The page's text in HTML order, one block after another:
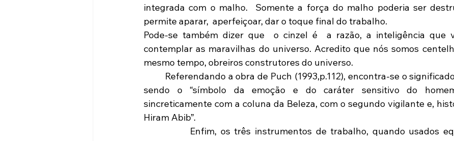
integrada com o malho.  Somente a força do malho poderia ser
permite aparar,  aperfeiçoar, dar o toque final do trabalho.
Pode-se também dizer que  o cinzel é  a razão, a inteligência que
contemplar as maravilhas do universo. Acredito que nós somos
mesmo tempo, obreiros construtores do universo.
sendo o “símbolo da emoção e do caráter sensitivo do
sincreticamente com a coluna da Beleza, com o segundo vigilante e,
Hiram Abib”.
Enfim, os três instrumentos de trabalho, quando usados